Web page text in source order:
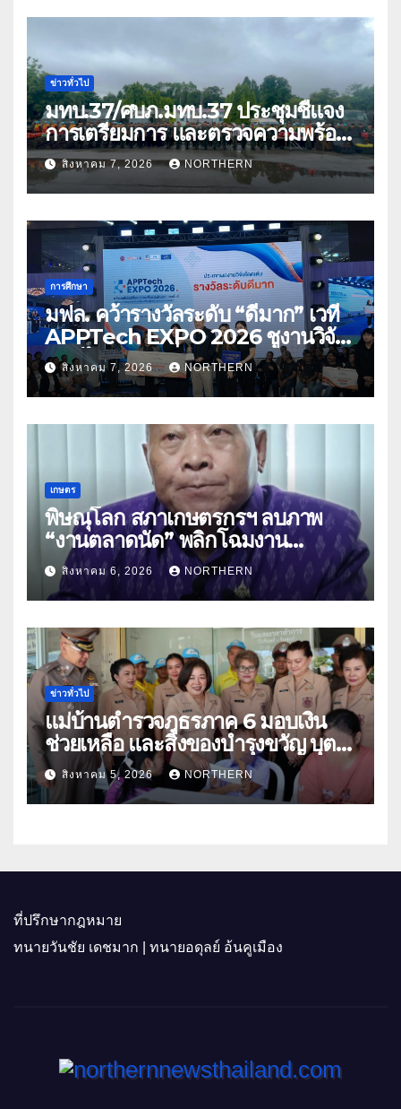
ข่าวทั่วไป
มทบ.37/ศบภ.มทบ.37 ประชุมชี้แจง
การเตรียมการ และตรวจความพร้อม
ด้านการบรรเทาสาธารณภัย
สิงหาคม 7, 2026 NORTHERN
การศึกษา
มฟล. คว้ารางวัลระดับ “ดีมาก” เวที
APPTech EXPO 2026 ชูงานวิจัย
สมุนไพร ขับเคลื่อนนวัตกรรมสู่เชิง
พาณิชย์
สิงหาคม 7, 2026 NORTHERN
เกษตร
พิษณุโลก สภาเกษตรกรฯ ลบภาพ
“งานตลาดนัด” พลิกโฉมงาน
“เกษตรรุ่งเรืองเมืองสองแคว 69” มุ่ง
ประโยชน์เกษตรกร ดึงนวัตกรรม-จับ
คู่ธุรกิจดันสินค้าเกษตรสู่สากล (คลิป)
สิงหาคม 6, 2026 NORTHERN
ข่าวทั่วไป
แม่บ้านตำรวจภูธรภาค 6 มอบเงิน
ช่วยเหลือ และสิ่งของบำรุงขวัญ บุตร-
ธิดา ข้าราชการตำรวจจังหวัด
อุทัยธานี
สิงหาคม 5, 2026 NORTHERN
ที่ปรึกษากฎหมาย
ทนายวันชัย เดชมาก | ทนายอดุลย์ อ้นคูเมือง